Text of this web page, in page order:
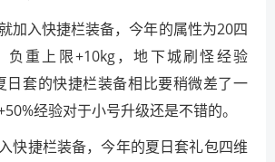
加入快捷栏装备，今年的属性为20四
负重上限+10kg，地下城刷怪经验
日套的快捷栏装备相比要稍微差了一
经验对于小号升级还是不错的。
快捷栏装备，今年的夏日套礼包四维